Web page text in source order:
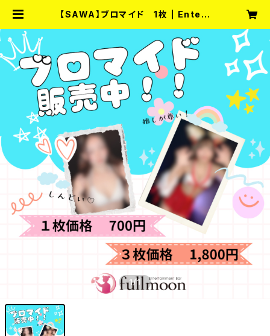
【SAWA】ブロマイド 1枚 | Entert
1/1